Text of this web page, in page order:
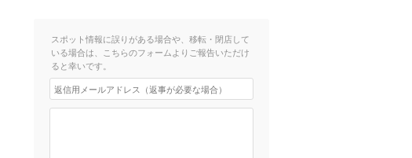
スポット情報に誤りがある場合や、移転・閉店して
いる場合は、こちらのフォームよりご報告いただけ
ると幸いです。